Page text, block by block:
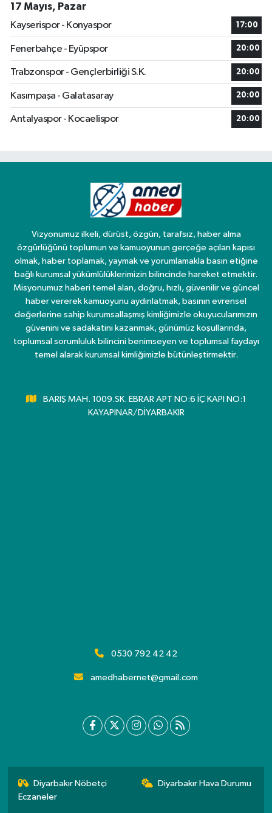
17 Mayıs, Pazar
Kayserispor - Konyaspor
17:00
Fenerbahçe - Eyüpspor 20:00
Trabzonspor - Gençlerbirliği S.K. 20:00
Kasımpaşa - Galatasaray 20:00
Antalyaspor - Kocaelispor 20:00
Vizyonumuz ilkeli, dürüst, özgün, tarafsız, haber alma
özgürlüğünü toplumun ve kamuoyunun gerçeğe açılan kapısı
olmak, haber toplamak, yaymak ve yorumlamakla basın etiğine
bağlı kurumsal yükümlülüklerimizin bilincinde hareket etmektir.
Misyonumuz haberi temel alan, doğru, hızlı, güvenilir ve güncel
haber vererek kamuoyunu aydınlatmak, basının evrensel
değerlerine sahip kurumsallaşmış kimliğimizle okuyucularımızın
güvenini ve sadakatini kazanmak, günümüz koşullarında,
toplumsal sorumluluk bilincini benimseyen ve toplumsal faydayı
temel alarak kurumsal kimliğimizle bütünleştirmektir.
BARIŞ MAH. 1009.SK. EBRAR APT NO:6 İÇ KAPI NO:1
KAYAPINAR/DİYARBAKIR
0530 792 42 42
amedhabernet@gmail.com
Diyarbakır Nöbetçi
Eczaneler
Diyarbakır Hava Durumu